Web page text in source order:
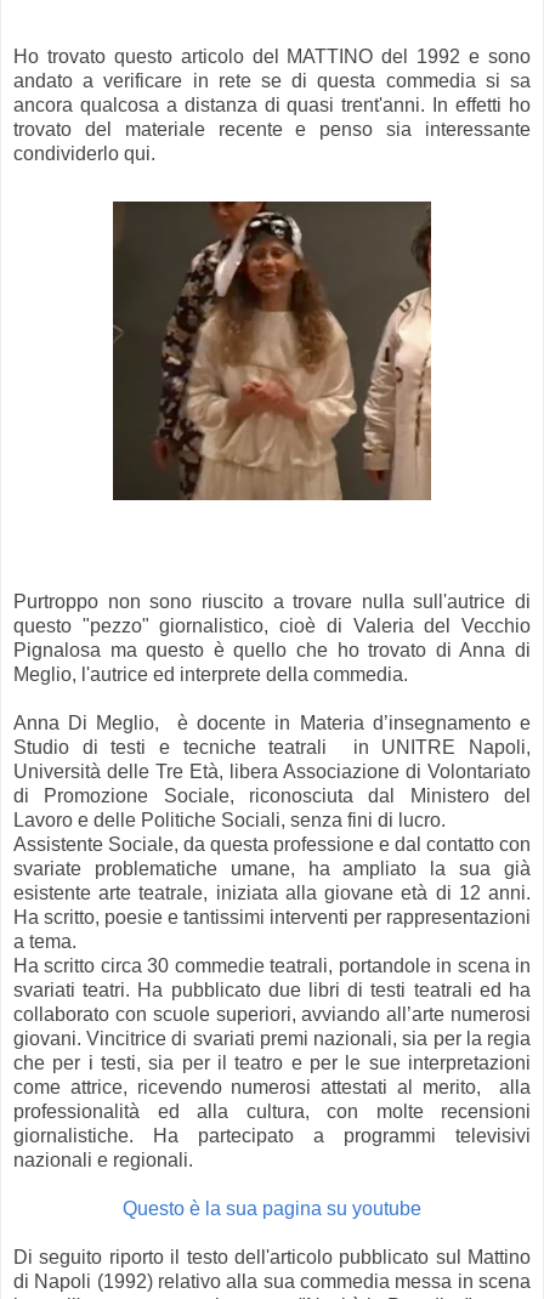
Ho trovato questo articolo del MATTINO del 1992 e sono
andato a verificare in rete se di questa commedia si sa
ancora qualcosa a distanza di quasi trent'anni. In effetti ho
trovato del materiale recente e penso sia interessante
condividerlo qui.
Purtroppo non sono riuscito a trovare nulla sull'autrice di
questo "pezzo" giornalistico, cioè di Valeria del Vecchio
Pignalosa ma questo è quello che ho trovato di Anna di
Meglio, l'autrice ed interprete della commedia.
Anna Di Meglio, è docente in Materia d’insegnamento e
Studio di testi e tecniche teatrali in UNITRE Napoli,
Università delle Tre Età, libera Associazione di Volontariato
di Promozione Sociale, riconosciuta dal Ministero del
Lavoro e delle Politiche Sociali, senza fini di lucro.
Assistente Sociale, da questa professione e dal contatto con
svariate problematiche umane, ha ampliato la sua già
esistente arte teatrale, iniziata alla giovane età di 12 anni.
Ha scritto, poesie e tantissimi interventi per rappresentazioni
a tema.
Ha scritto circa 30 commedie teatrali, portandole in scena in
svariati teatri. Ha pubblicato due libri di testi teatrali ed ha
collaborato con scuole superiori, avviando all’arte numerosi
giovani. Vincitrice di svariati premi nazionali, sia per la regia
che per i testi, sia per il teatro e per le sue interpretazioni
come attrice, ricevendo numerosi attestati al merito, alla
professionalità ed alla cultura, con molte recensioni
giornalistiche. Ha partecipato a programmi televisivi
nazionali e regionali.
Questo è la sua pagina su youtube
Di seguito riporto il testo dell'articolo pubblicato sul Mattino
di Napoli (1992) relativo alla sua commedia messa in scena